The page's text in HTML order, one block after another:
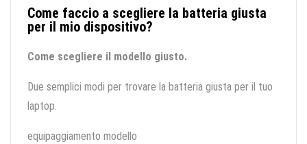
Come faccio a scegliere la batteria giusta
per il mio dispositivo?
Come scegliere il modello giusto.
Due semplici modi per trovare la batteria giusta per il tuo
laptop.
equipaggiamento modello